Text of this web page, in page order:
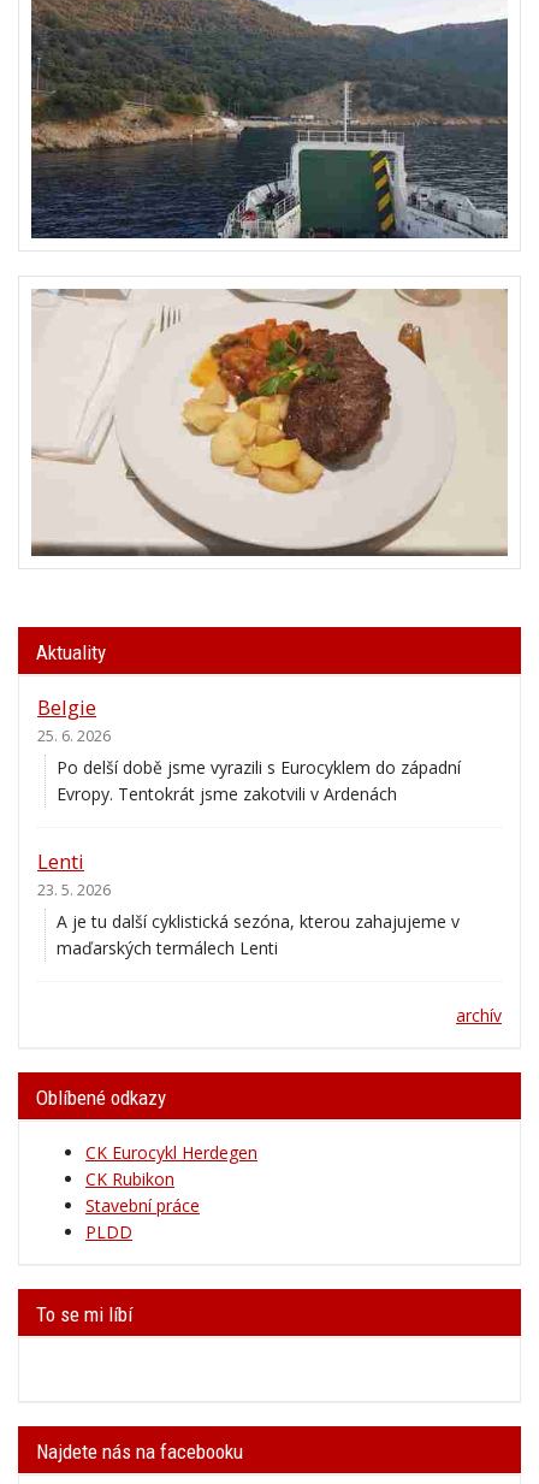
Aktuality
Belgie
25. 6. 2026
Po delší době jsme vyrazili s Eurocyklem do západní
Evropy. Tentokrát jsme zakotvili v Ardenách
Lenti
23. 5. 2026
A je tu další cyklistická sezóna, kterou zahajujeme v
maďarských termálech Lenti
archív
Oblíbené odkazy
CK Eurocykl Herdegen
CK Rubikon
Stavební práce
PLDD
To se mi líbí
Najdete nás na facebooku